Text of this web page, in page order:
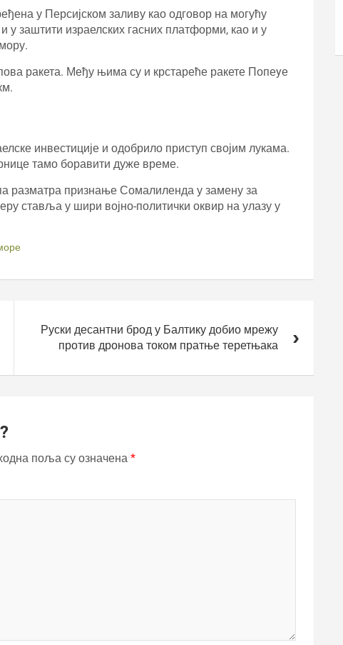
у Персијском заливу као одговор на могућу
у заштити израелских гасних платформи, као и у
ракета. Међу њима су и крстареће ракете Попеyе
инвестиције и одобрило приступ својим лукама.
тамо боравити дуже време.
разматра признање Сомалиленда у замену за
ставља у шири војно-политички оквир на улазу у
Руски десантни брод у Балтику добио мрежу
против дронова током пратње теретњака
поља су означена *